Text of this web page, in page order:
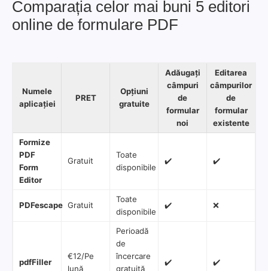
Comparația celor mai buni 5 editori
online de formulare PDF
Numele
aplicației
PRET
Opțiuni
gratuite
Adăugați
câmpuri
de
formular
noi
Editarea
câmpurilor
de
formular
existente
Formize
PDF
Form
Editor
Gratuit
Toate
disponibile
✔️ ✔️
PDFescape Gratuit
Toate
disponibile
✔️ ❌
pdfFiller
€12/Pe
lună
Perioadă
de
încercare
gratuită
✔️ ✔️